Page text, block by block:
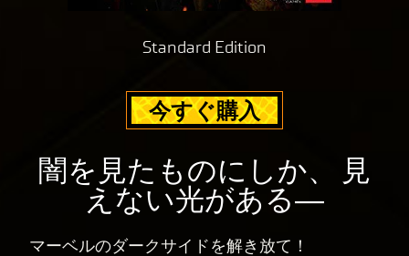
Standard Edition
今すぐ購入
闇を見たものにしか、 見
えない光がある―
マーベルのダークサイドを解き放て！